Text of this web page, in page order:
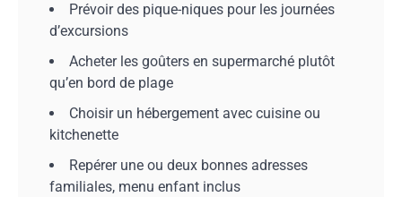
Prévoir des pique-niques pour les journées
d’excursions
Acheter les goûters en supermarché plutôt
qu’en bord de plage
Choisir un hébergement avec cuisine ou
kitchenette
Repérer une ou deux bonnes adresses
familiales, menu enfant inclus